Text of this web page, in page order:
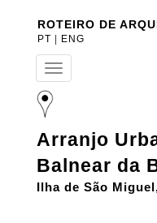
ROTEIRO DE
PT ENG
T
o
g
e
a
v
Arranjo
Balnear da
Ilha de São